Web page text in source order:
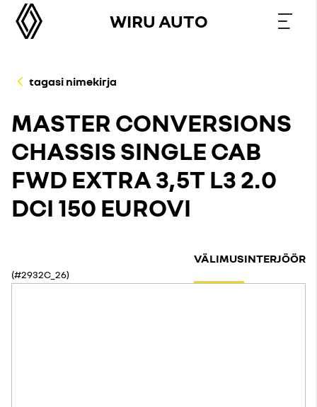
WIRU AUTO
tagasi nimekirja
MASTER CONVERSIONS
CHASSIS SINGLE CAB
FWD EXTRA 3,5T L3 2.0
DCI 150 EUROVI
(#2932C_26)
VÄLIMUSINTERJÖÖR